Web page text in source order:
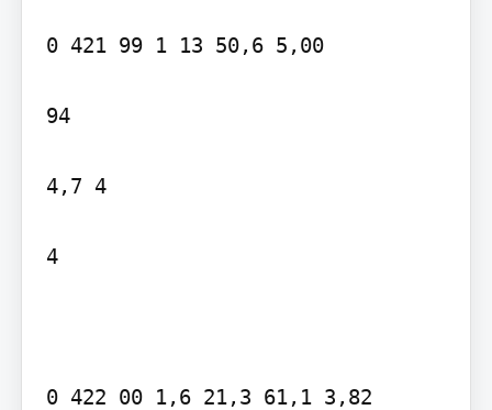
0 421 99 1 13 50,6 5,00
94
4,7 4
4
0 422 00 1,6 21,3 61,1 3,82